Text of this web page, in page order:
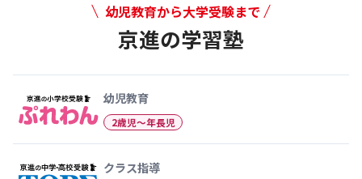
幼児教育から大学受験まで
京進の学習塾
幼児教育
2歳児〜年長児
クラス指導